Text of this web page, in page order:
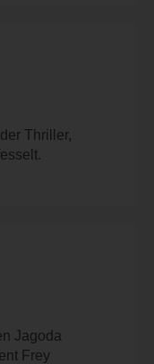
Thriller,
Jagoda
Frey